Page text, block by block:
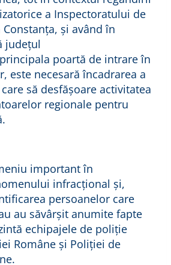
a Inspectoratului de
Constanța, și având în
județul
poartă de intrare în
este necesară încadrarea a
să desfășoare activitatea
regionale pentru
important în
infracțional și,
persoanelor care
au săvârșit anumite fapte
echipajele de poliție
Române și Poliției de